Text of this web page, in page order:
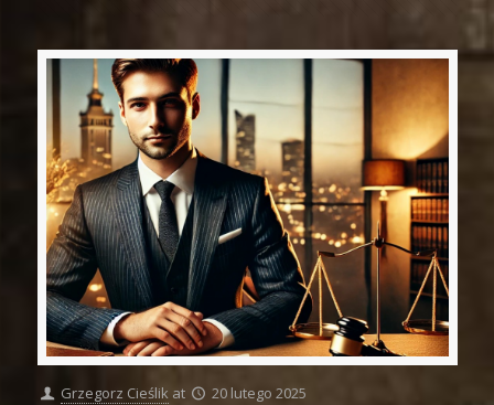
Grzegorz Cieślik at 20 lutego 2025